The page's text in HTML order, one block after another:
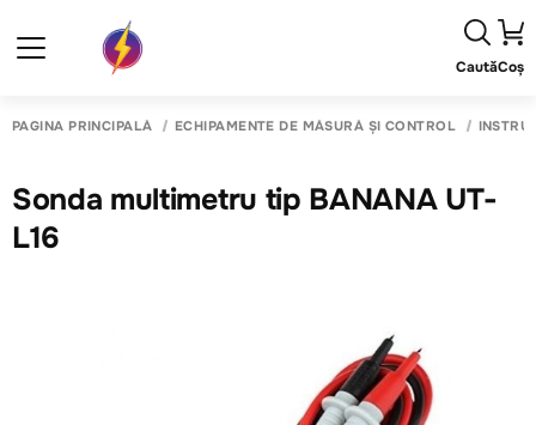
CautăCoș
PAGINA PRINCIPALĂ ECHIPAMENTE DE MĂSURĂ ȘI CONTROL
Sonda multimetru tip BANANA UT-
L16